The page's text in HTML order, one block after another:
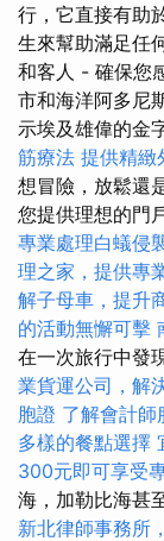
行，它直接有助
生來幫助滿足任
和客人 - 確保您
市和海洋阿多尼
示埃及雄偉的金
筋療法 提供精緻
想冒險，放鬆還
您提供理想的門
專業處理白蟻侵
理之家，提供專
解子母車，提升
的活動無懈可擊
在一次旅行中發
業貨運公司，解
胞證 了解會計師
多樣的餐點選擇
300元即可享受
海，加勒比海甚
新北律師事務所